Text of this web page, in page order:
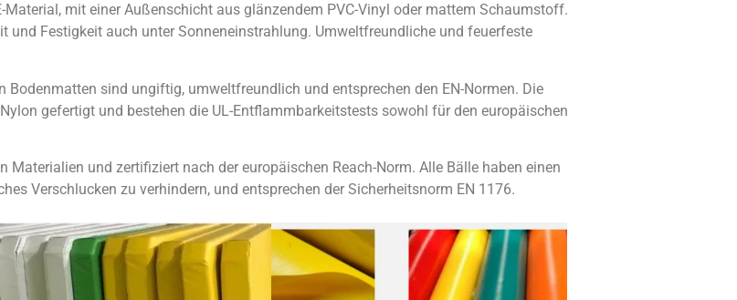
Material, mit einer Außenschicht aus glänzendem PVC-Vinyl oder mattem Schaumstoff.
und Festigkeit auch unter Sonneneinstrahlung. Umweltfreundliche und feuerfeste
Bodenmatten sind ungiftig, umweltfreundlich und entsprechen den EN-Normen. Die
gefertigt und bestehen die UL-Entflammbarkeitstests sowohl für den europäischen
Materialien und zertifiziert nach der europäischen Reach-Norm. Alle Bälle haben einen
Verschlucken zu verhindern, und entsprechen der Sicherheitsnorm EN 1176.